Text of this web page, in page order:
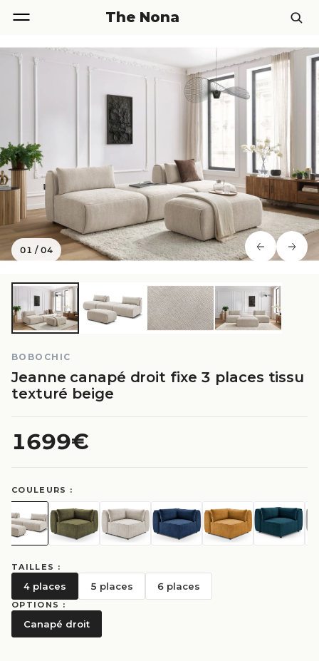
The Nona
01 /04
BOBOCHIC
Jeanne canapé droit fixe 3 places tissu
texturé beige
1699€
COULEURS :
TAILLES :
4 places 5 places 6 places
OPTIONS :
Canapé droit